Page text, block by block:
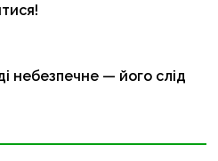
небезпечне — його слід